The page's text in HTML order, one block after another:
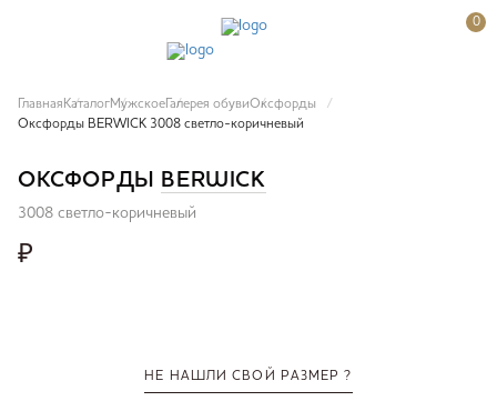
0
Главная КаталогМужское Галерея обувиОксфорды
Оксфорды BERWICK 3008 светло-коричневый
ОКСФОРДЫ BERWICK
3008 светло-коричневый
₽
НЕ НАШЛИ СВОЙ РАЗМЕР ?